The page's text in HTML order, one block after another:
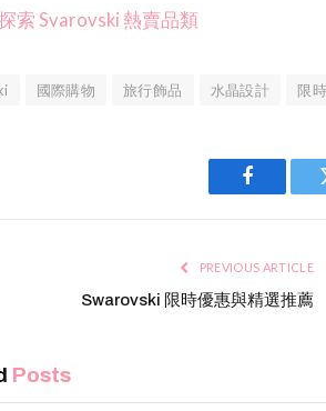
索 Svarovski 熱賣品類
國際購物 旅行飾品 水晶設計 限
Facebook
PREVIOUS ARTICLE
Swarovski 限時優惠與精選推薦
Posts